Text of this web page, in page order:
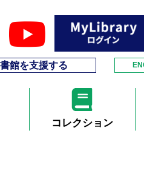
館を支援する
コレクション